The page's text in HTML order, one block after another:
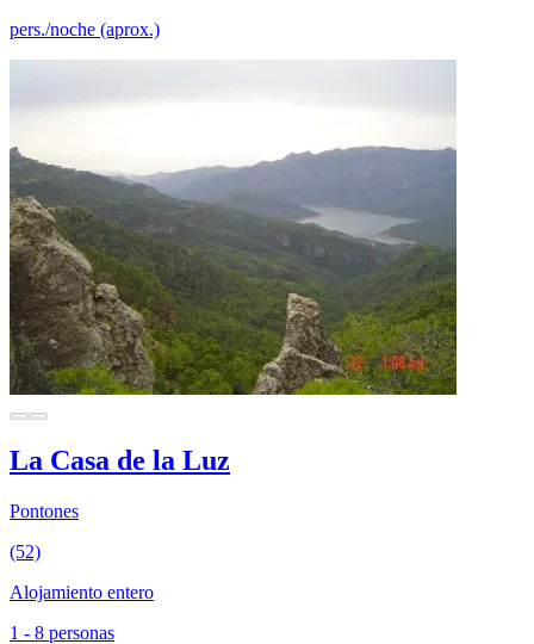
pers./noche (aprox.)
La Casa de la Luz
Pontones
(52)
Alojamiento entero
1 - 8 personas